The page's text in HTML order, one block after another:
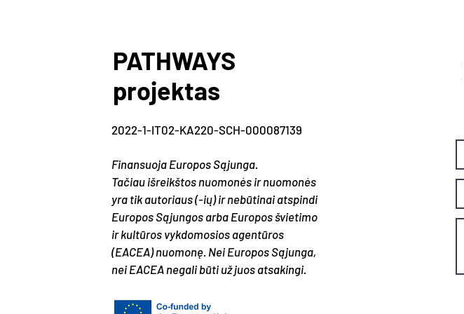
PATHWAYS
projektas
2022-1-IT02-KA220-SCH-000087139
Finansuoja Europos Sąjunga.
Tačiau išreikštos nuomonės ir nuomonės
yra tik autoriaus (-ių) ir nebūtinai atspindi
Europos Sąjungos arba Europos švietimo
ir kultūros vykdomosios agentūros
(EACEA) nuomonę. Nei Europos Sąjunga,
nei EACEA negali būti už juos atsakingi.